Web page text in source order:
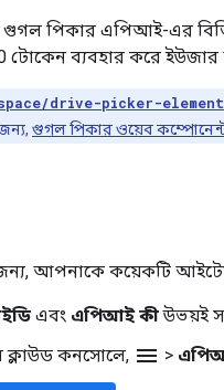
গুগল পিকার এপিআই-এর
টোকেন ব্যবহার করে ইউজার
drive-picker-element
গুগল পিকার ওয়েব
আপনাকে কয়েকটি আইটেম
এবং এপিআই কীউভয়ই
কনসোলে, menu >